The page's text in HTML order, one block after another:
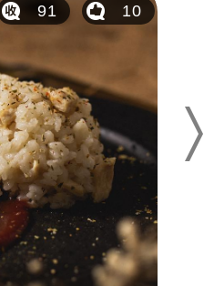
91 10
Next